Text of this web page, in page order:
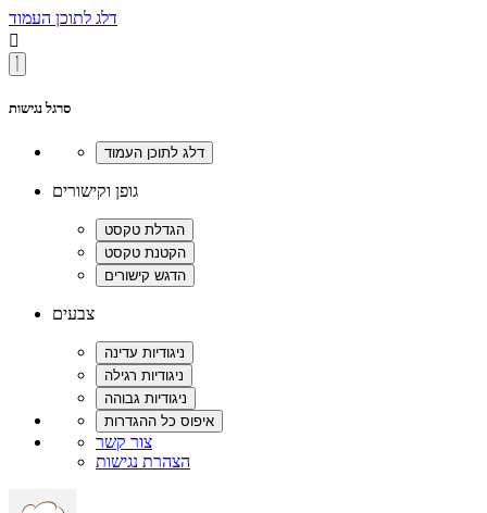
דלג לתוכן העמוד

סרגל נגישות
גופן וקישורים
צבעים
צור קשר
הצהרת נגישות